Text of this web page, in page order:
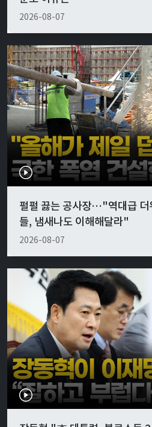
2026-08-07
펄펄 끓는 공사장…"역대급 더
들, 냄새나도 이해해달라"
2026-08-07